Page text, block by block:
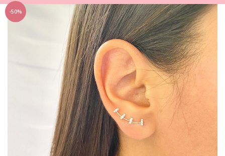
-50%